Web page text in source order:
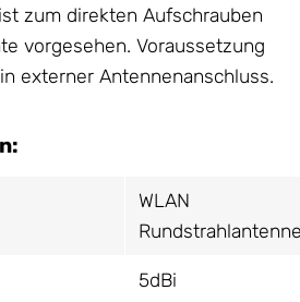
zum direkten Aufschrauben
vorgesehen. Voraussetzung
externer Antennenanschluss.
WLAN
5dBi